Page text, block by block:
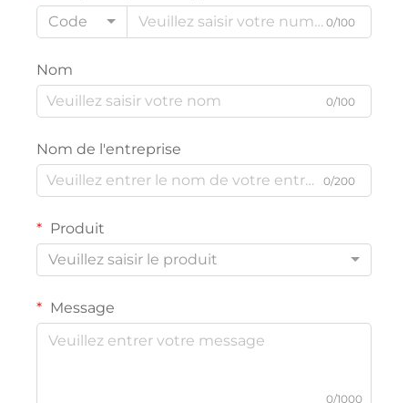
Code
0/100
Nom
0/100
Nom de l'entreprise
0/200
Produit
Veuillez saisir le produit
Message
0/1000